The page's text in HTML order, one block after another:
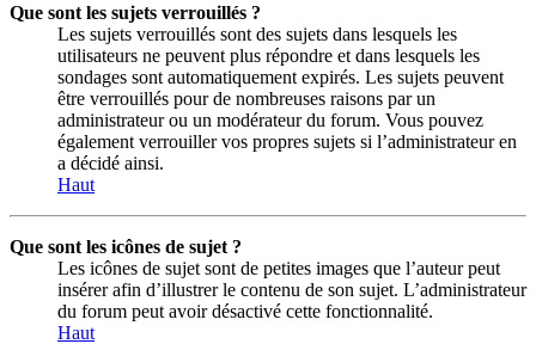
Que sont les sujets verrouillés ?
Les sujets verrouillés sont des sujets dans lesquels les
utilisateurs ne peuvent plus répondre et dans lesquels les
sondages sont automatiquement expirés. Les sujets peuvent
être verrouillés pour de nombreuses raisons par un
administrateur ou un modérateur du forum. Vous pouvez
également verrouiller vos propres sujets si l’administrateur en
a décidé ainsi.
Haut
Que sont les icônes de sujet ?
Les icônes de sujet sont de petites images que l’auteur peut
insérer afin d’illustrer le contenu de son sujet. L’administrateur
du forum peut avoir désactivé cette fonctionnalité.
Haut